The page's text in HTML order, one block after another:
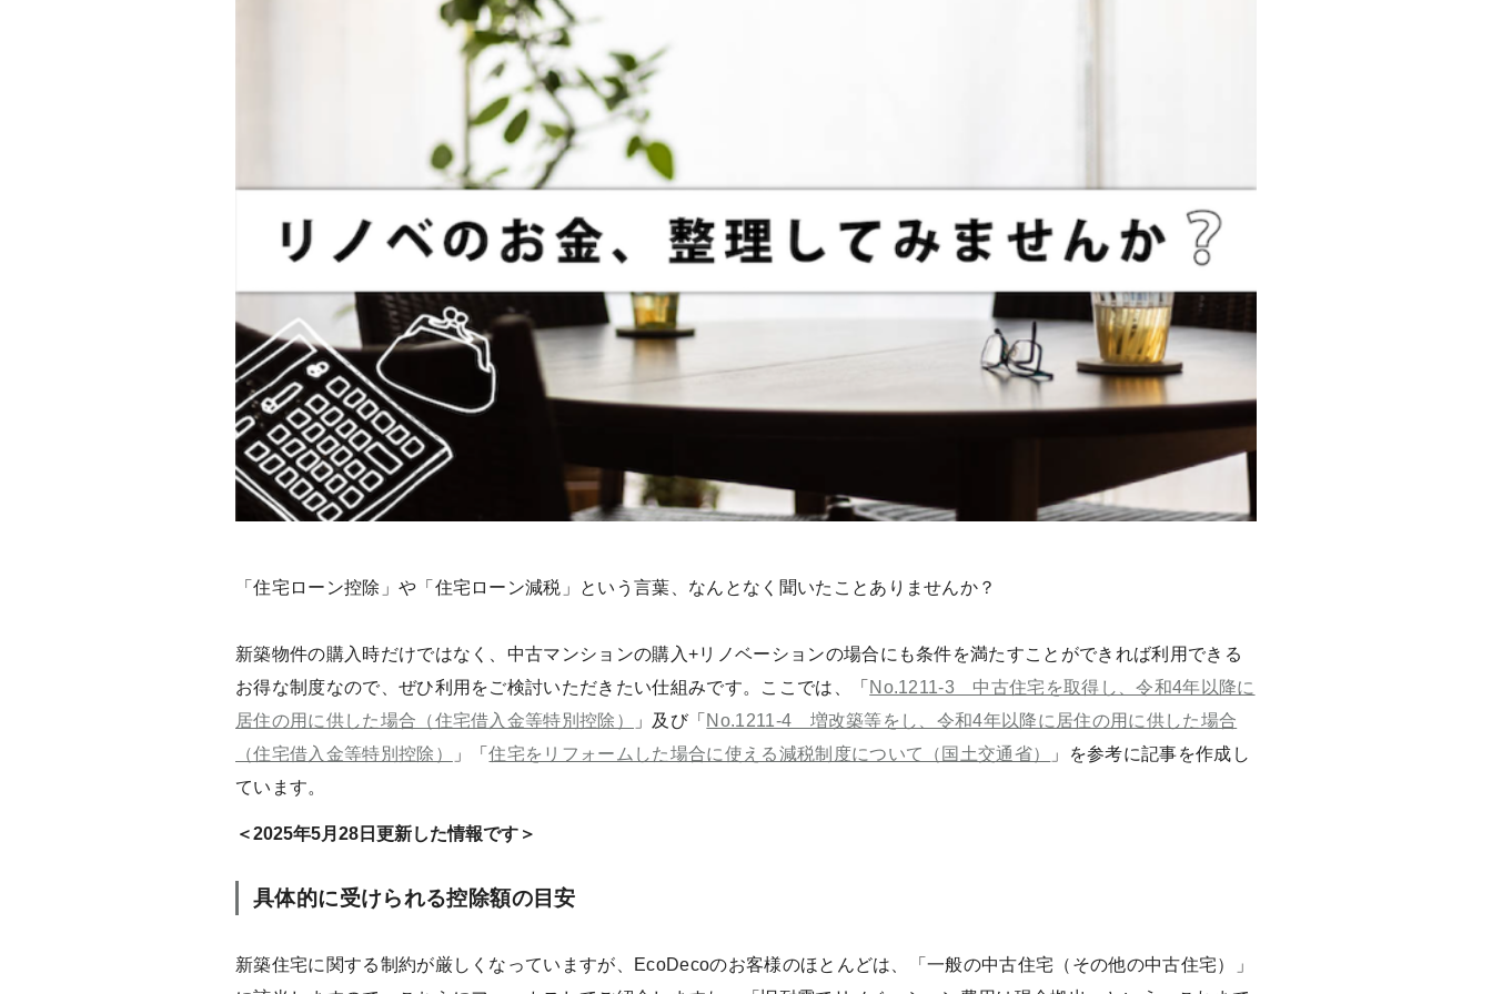
「住宅ローン控除」や「住宅ローン減税」という言葉、なんとなく聞いたことありませんか？
新築物件の購入時だけではなく、中古マンションの購入+リノベーションの場合にも条件を満たすことができれば利用できる
お得な制度なので、ぜひ利用をご検討いただきたい仕組みです。ここでは、「 No.1211-3 中古住宅を取得し、令和4年以降に
居住の用に供した場合（住宅借入金等特別控除）
」及び「 No.1211-4 増改築等をし、令和4年以降に居住の用に供した場合
（住宅借入金等特別控除）
」「住宅をリフォームした場合に使える減税制度について（国土交通省）
」を参考に記事を作成し
ています。
＜2025年5月28日更新した情報です＞
具体的に受けられる控除額の目安
新築住宅に関する制約が厳しくなっていますが、EcoDecoのお客様のほとんどは、「一般の中古住宅（その他の中古住宅）」